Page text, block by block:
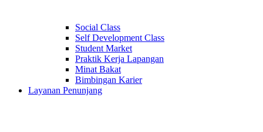
Social Class
Self Development Class
Student Market
Praktik Kerja Lapangan
Minat Bakat
Bimbingan Karier
Layanan Penunjang